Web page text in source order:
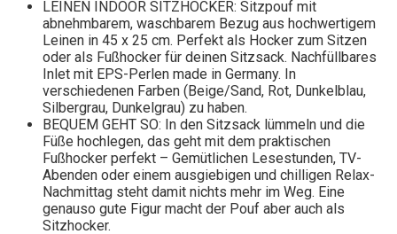
LEINEN INDOOR SITZHOCKER: Sitzpouf mit
abnehmbarem, waschbarem Bezug aus hochwertigem
Leinen in 45 x 25 cm. Perfekt als Hocker zum Sitzen
oder als Fußhocker für deinen Sitzsack. Nachfüllbares
Inlet mit EPS-Perlen made in Germany. In
verschiedenen Farben (Beige/Sand, Rot, Dunkelblau,
Silbergrau, Dunkelgrau) zu haben.
BEQUEM GEHT SO: In den Sitzsack lümmeln und die
Füße hochlegen, das geht mit dem praktischen
Fußhocker perfekt – Gemütlichen Lesestunden, TV-
Abenden oder einem ausgiebigen und chilligen Relax-
Nachmittag steht damit nichts mehr im Weg. Eine
genauso gute Figur macht der Pouf aber auch als
Sitzhocker.